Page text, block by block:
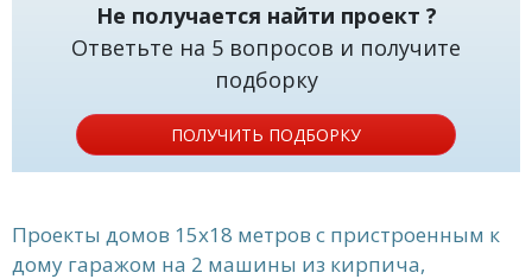
Не получается найти проект ?
Ответьте на 5 вопросов и получите
подборку
ПОЛУЧИТЬ ПОДБОРКУ
Проекты домов 15x18 метров с пристроенным к
дому гаражом на 2 машины из кирпича,